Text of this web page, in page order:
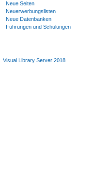
Neue Seiten
Neuerwerbungslisten
Neue Datenbanken
Führungen und Schulungen
Visual Library Server 2018